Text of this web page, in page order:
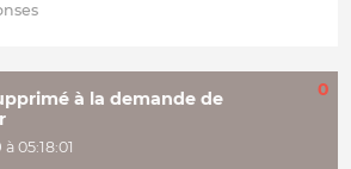
à la demande de
05:18:01
0